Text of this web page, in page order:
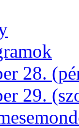
28.
29.